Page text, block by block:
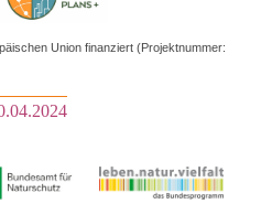
Union finanziert (Projektnummer: